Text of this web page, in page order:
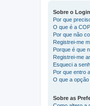
Sobre o
Por que
O que é a
Por que não
Registrei-me
Porque é que
Registrei-me
Esqueci a
Por que entro
O que a opção
Sobre as